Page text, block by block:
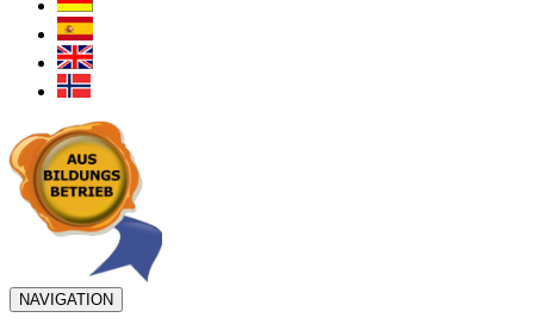
NAVIGATION